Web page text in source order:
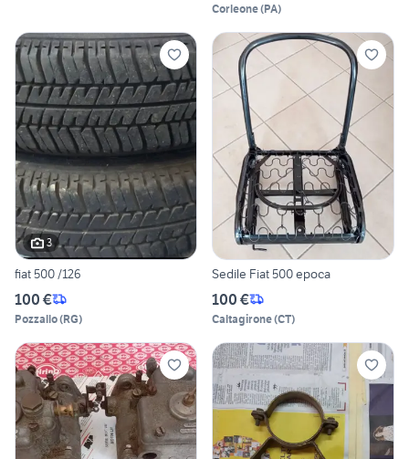
Corleone(PA)
3
fiat 500 /126
100 €
Pozzallo(RG)
Sedile Fiat 500 epoca
100 €
Caltagirone(CT)